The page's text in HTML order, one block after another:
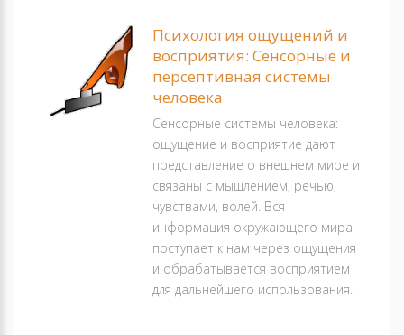
Психология ощущений и
восприятия: Сенсорные и
персептивная системы
человека
Сенсорные системы человека:
ощущение и восприятие дают
представление о внешнем мире и
связаны с мышлением, речью,
чувствами, волей. Вся
информация окружающего мира
поступает к нам через ощущения
и обрабатывается восприятием
для дальнейшего использования.